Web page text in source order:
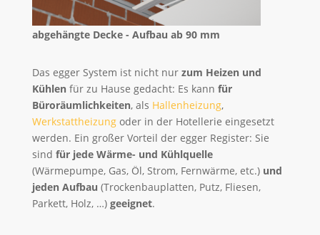
abgehängte Decke - Aufbau ab 90 mm
Das egger System ist nicht nur zum Heizen und
Kühlen für zu Hause gedacht: Es kann für
Büroräumlichkeiten, als Hallenheizung,
Werkstattheizungoder in der Hotellerie eingesetzt
werden. Ein großer Vorteil der egger Register: Sie
sind für jede Wärme- und Kühlquelle
(Wärmepumpe, Gas, Öl, Strom, Fernwärme, etc.) und
jeden Aufbau (Trockenbauplatten, Putz, Fliesen,
Parkett, Holz, …) geeignet.